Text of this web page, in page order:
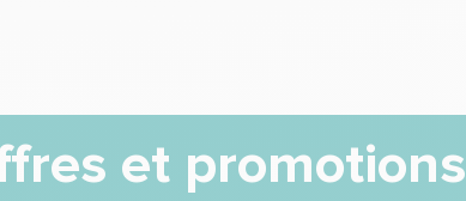
et promotions